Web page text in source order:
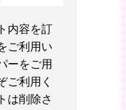
内容を訂
ご利用い
ーをご用
ご利用く
は削除さ